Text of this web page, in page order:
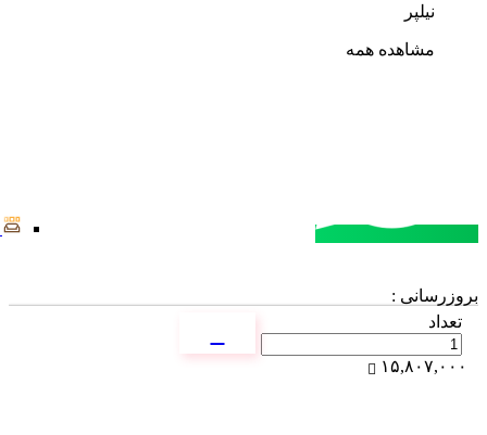
نیلپر
مشاهده همه
بروزرسانی :
تعداد
۱۵,۸۰۷,۰۰۰